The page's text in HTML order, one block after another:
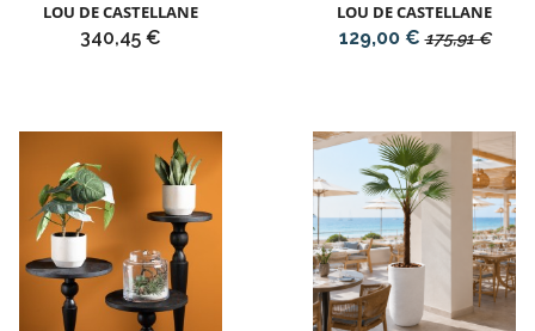
LOU DE CASTELLANE
Prix
340,45 €
LOU DE CASTELLANE
Prix
129,00 € Prix
175,91 €